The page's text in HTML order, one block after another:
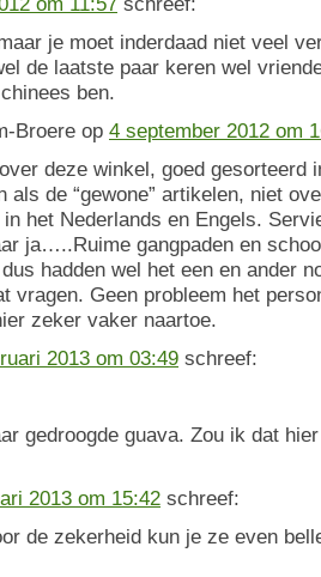
je moet inderdaad niet veel
de laatste paar keren wel
ben.
Broere op 4 september 2012 om
deze winkel, goed gesorteerd
als de “gewone” artikelen, niet
het Nederlands en Engels.
ja…..Ruime gangpaden en
hadden wel het een en ander
vragen. Geen probleem het
zeker vaker naartoe.
2013 om 03:49 schreef:
gedroogde guava. Zou ik dat
2013 om 15:42 schreef:
de zekerheid kun je ze even